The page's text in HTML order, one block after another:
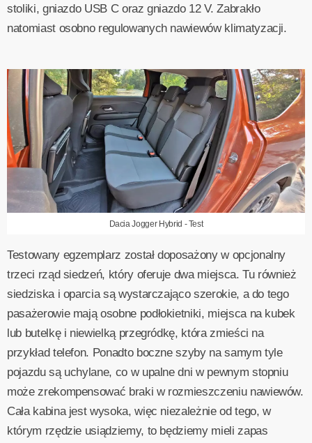
stoliki, gniazdo USB C oraz gniazdo 12 V. Zabrakło
natomiast osobno regulowanych nawiewów klimatyzacji.
Dacia Jogger Hybrid - Test
Testowany egzemplarz został doposażony w opcjonalny
trzeci rząd siedzeń, który oferuje dwa miejsca. Tu również
siedziska i oparcia są wystarczająco szerokie, a do tego
pasażerowie mają osobne podłokietniki, miejsca na kubek
lub butelkę i niewielką przegródkę, która zmieści na
przykład telefon. Ponadto boczne szyby na samym tyle
pojazdu są uchylane, co w upalne dni w pewnym stopniu
może zrekompensować braki w rozmieszczeniu nawiewów.
Cała kabina jest wysoka, więc niezależnie od tego, w
którym rzędzie usiądziemy, to będziemy mieli zapas